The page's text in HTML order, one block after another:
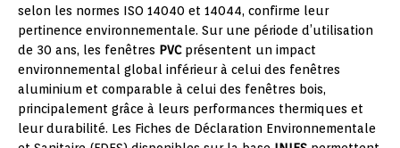
selon les normes ISO 14040 et 14044, confirme leur
pertinence environnementale. Sur une période d’utilisation
de 30 ans, les fenêtres PVCprésentent un impact
environnemental global inférieur à celui des fenêtres
aluminium et comparable à celui des fenêtres bois,
principalement grâce à leurs performances thermiques et
leur durabilité. Les Fiches de Déclaration Environnementale